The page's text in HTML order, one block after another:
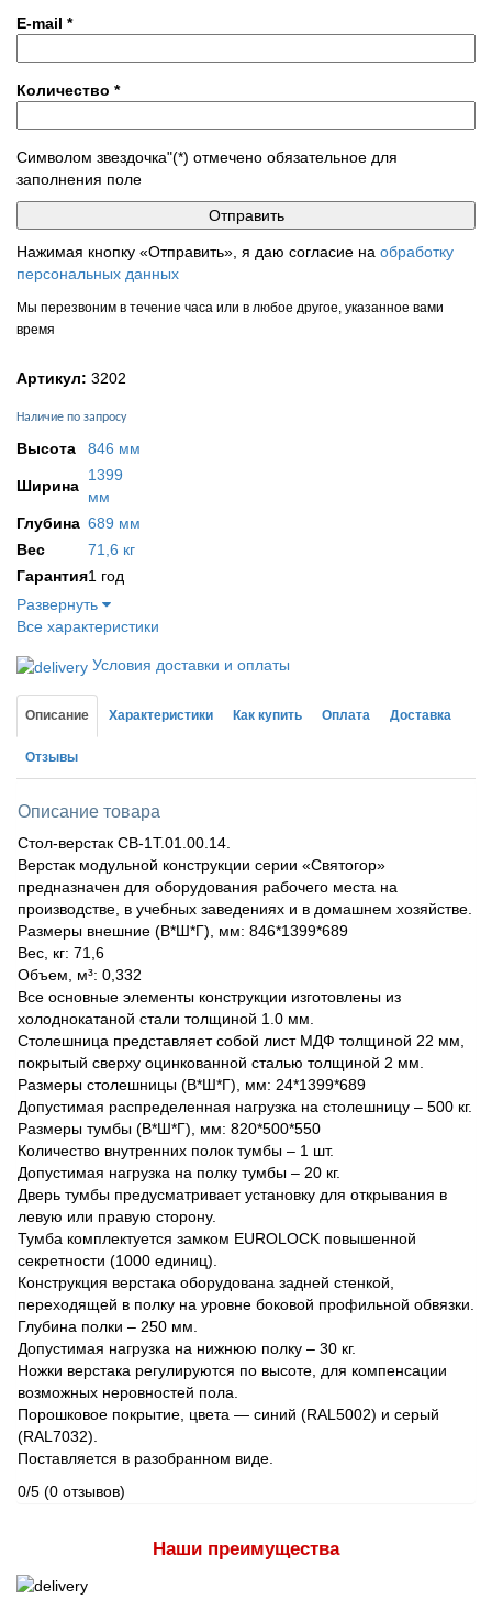
E-mail *
Количество *
Символом звездочка"(*) отмечено обязательное для
заполнения поле
Нажимая кнопку «Отправить», я даю согласие на обработку
персональных данных
Мы перезвоним в течение часа или в любое другое, указанное вами
время
Артикул: 3202
Наличие по запросу
Высота 846 мм
Ширина
1399
мм
Глубина 689 мм
Вес
71,6 кг
Гарантия1 год
Развернуть
Все характеристики
Условия доставки и оплаты
Описание Характеристики Как купить Оплата Доставка
Отзывы
Описание товара
Стол-верстак СВ-1Т.01.00.14.
Верстак модульной конструкции серии «Святогор»
предназначен для оборудования рабочего места на
производстве, в учебных заведениях и в домашнем хозяйстве.
Размеры внешние (В*Ш*Г), мм: 846*1399*689
Вес, кг: 71,6
Объем, м³: 0,332
Все основные элементы конструкции изготовлены из
холоднокатаной стали толщиной 1.0 мм.
Столешница представляет собой лист МДФ толщиной 22 мм,
покрытый сверху оцинкованной сталью толщиной 2 мм.
Размеры столешницы (В*Ш*Г), мм: 24*1399*689
Допустимая распределенная нагрузка на столешницу – 500 кг.
Размеры тумбы (В*Ш*Г), мм: 820*500*550
Количество внутренних полок тумбы – 1 шт.
Допустимая нагрузка на полку тумбы – 20 кг.
Дверь тумбы предусматривает установку для открывания в
левую или правую сторону.
Тумба комплектуется замком EUROLOCK повышенной
секретности (1000 единиц).
Конструкция верстака оборудована задней стенкой,
переходящей в полку на уровне боковой профильной обвязки.
Глубина полки – 250 мм.
Допустимая нагрузка на нижнюю полку – 30 кг.
Ножки верстака регулируются по высоте, для компенсации
возможных неровностей пола.
Порошковое покрытие, цвета — синий (RAL5002) и серый
(RAL7032).
Поставляется в разобранном виде.
0/5 (0 отзывов)
Наши преимущества